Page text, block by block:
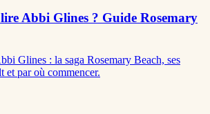
Abbi Glines ? Guide Rosemary
Glines : la saga Rosemary Beach, ses
et par où commencer.